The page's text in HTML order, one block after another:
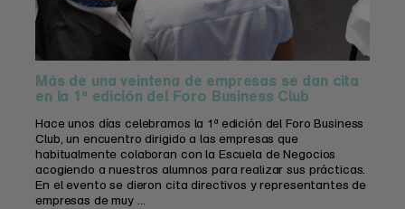
Más de una veintena de empresas se dan cita
en la 1ª edición del Foro Business Club
Hace unos días celebramos la 1ª edición del Foro Business
Club, un encuentro dirigido a las empresas que
habitualmente colaboran con la Escuela de Negocios
acogiendo a nuestros alumnos para realizar sus prácticas.
En el evento se dieron cita directivos y representantes de
empresas de muy ...